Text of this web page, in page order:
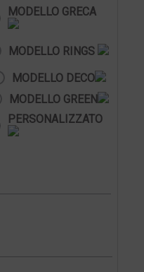
MODELLO GRECA
MODELLO RINGS
MODELLO DECO
MODELLO GREEN
PERSONALIZZATO